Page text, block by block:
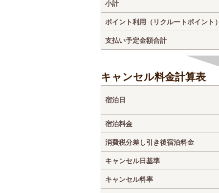
小計
ポイント利用（リクルートポイント
支払い予定金額合計
キャンセル料金計算表
宿泊日
宿泊料金
消費税分差し引き後宿泊料金
キャンセル日基準
キャンセル料率